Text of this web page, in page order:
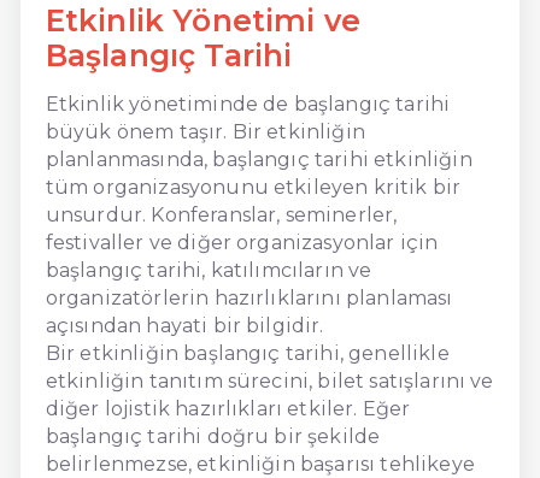
Etkinlik Yönetimi ve
Başlangıç Tarihi
Etkinlik yönetiminde de başlangıç tarihi
büyük önem taşır. Bir etkinliğin
planlanmasında, başlangıç tarihi etkinliğin
tüm organizasyonunu etkileyen kritik bir
unsurdur. Konferanslar, seminerler,
festivaller ve diğer organizasyonlar için
başlangıç tarihi, katılımcıların ve
organizatörlerin hazırlıklarını planlaması
açısından hayati bir bilgidir.
Bir etkinliğin başlangıç tarihi, genellikle
etkinliğin tanıtım sürecini, bilet satışlarını ve
diğer lojistik hazırlıkları etkiler. Eğer
başlangıç tarihi doğru bir şekilde
belirlenmezse, etkinliğin başarısı tehlikeye